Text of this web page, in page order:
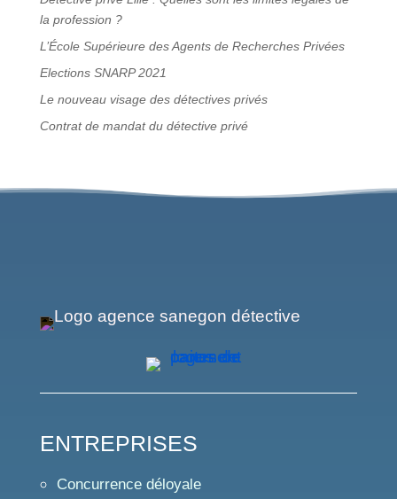
la profession ?
L’École Supérieure des Agents de Recherches Privées
Elections SNARP 2021
Le nouveau visage des détectives privés
Contrat de mandat du détective privé
ENTREPRISES
Concurrence déloyale